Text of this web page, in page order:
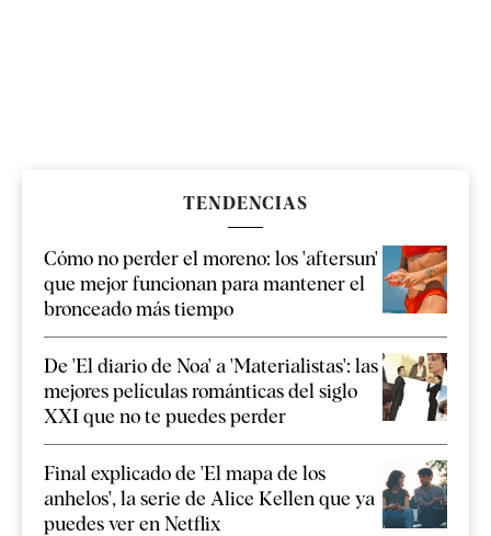
TENDENCIAS
Cómo no perder el moreno: los 'aftersun'
que mejor funcionan para mantener el
bronceado más tiempo
De 'El diario de Noa' a 'Materialistas': las
mejores películas románticas del siglo
XXI que no te puedes perder
Final explicado de 'El mapa de los
anhelos', la serie de Alice Kellen que ya
puedes ver en Netflix